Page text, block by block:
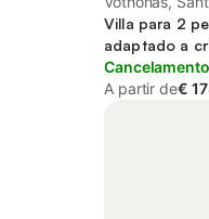
Villa para 2
adaptado a
A partir de€